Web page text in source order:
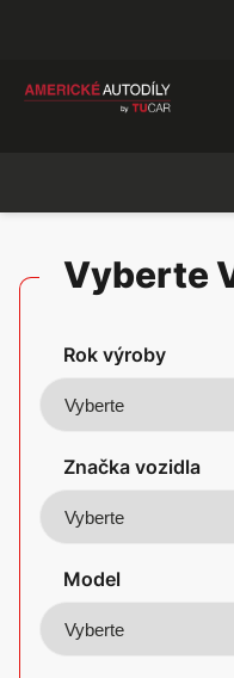
Vyberte
Rok výroby
Značka vozidla
Model